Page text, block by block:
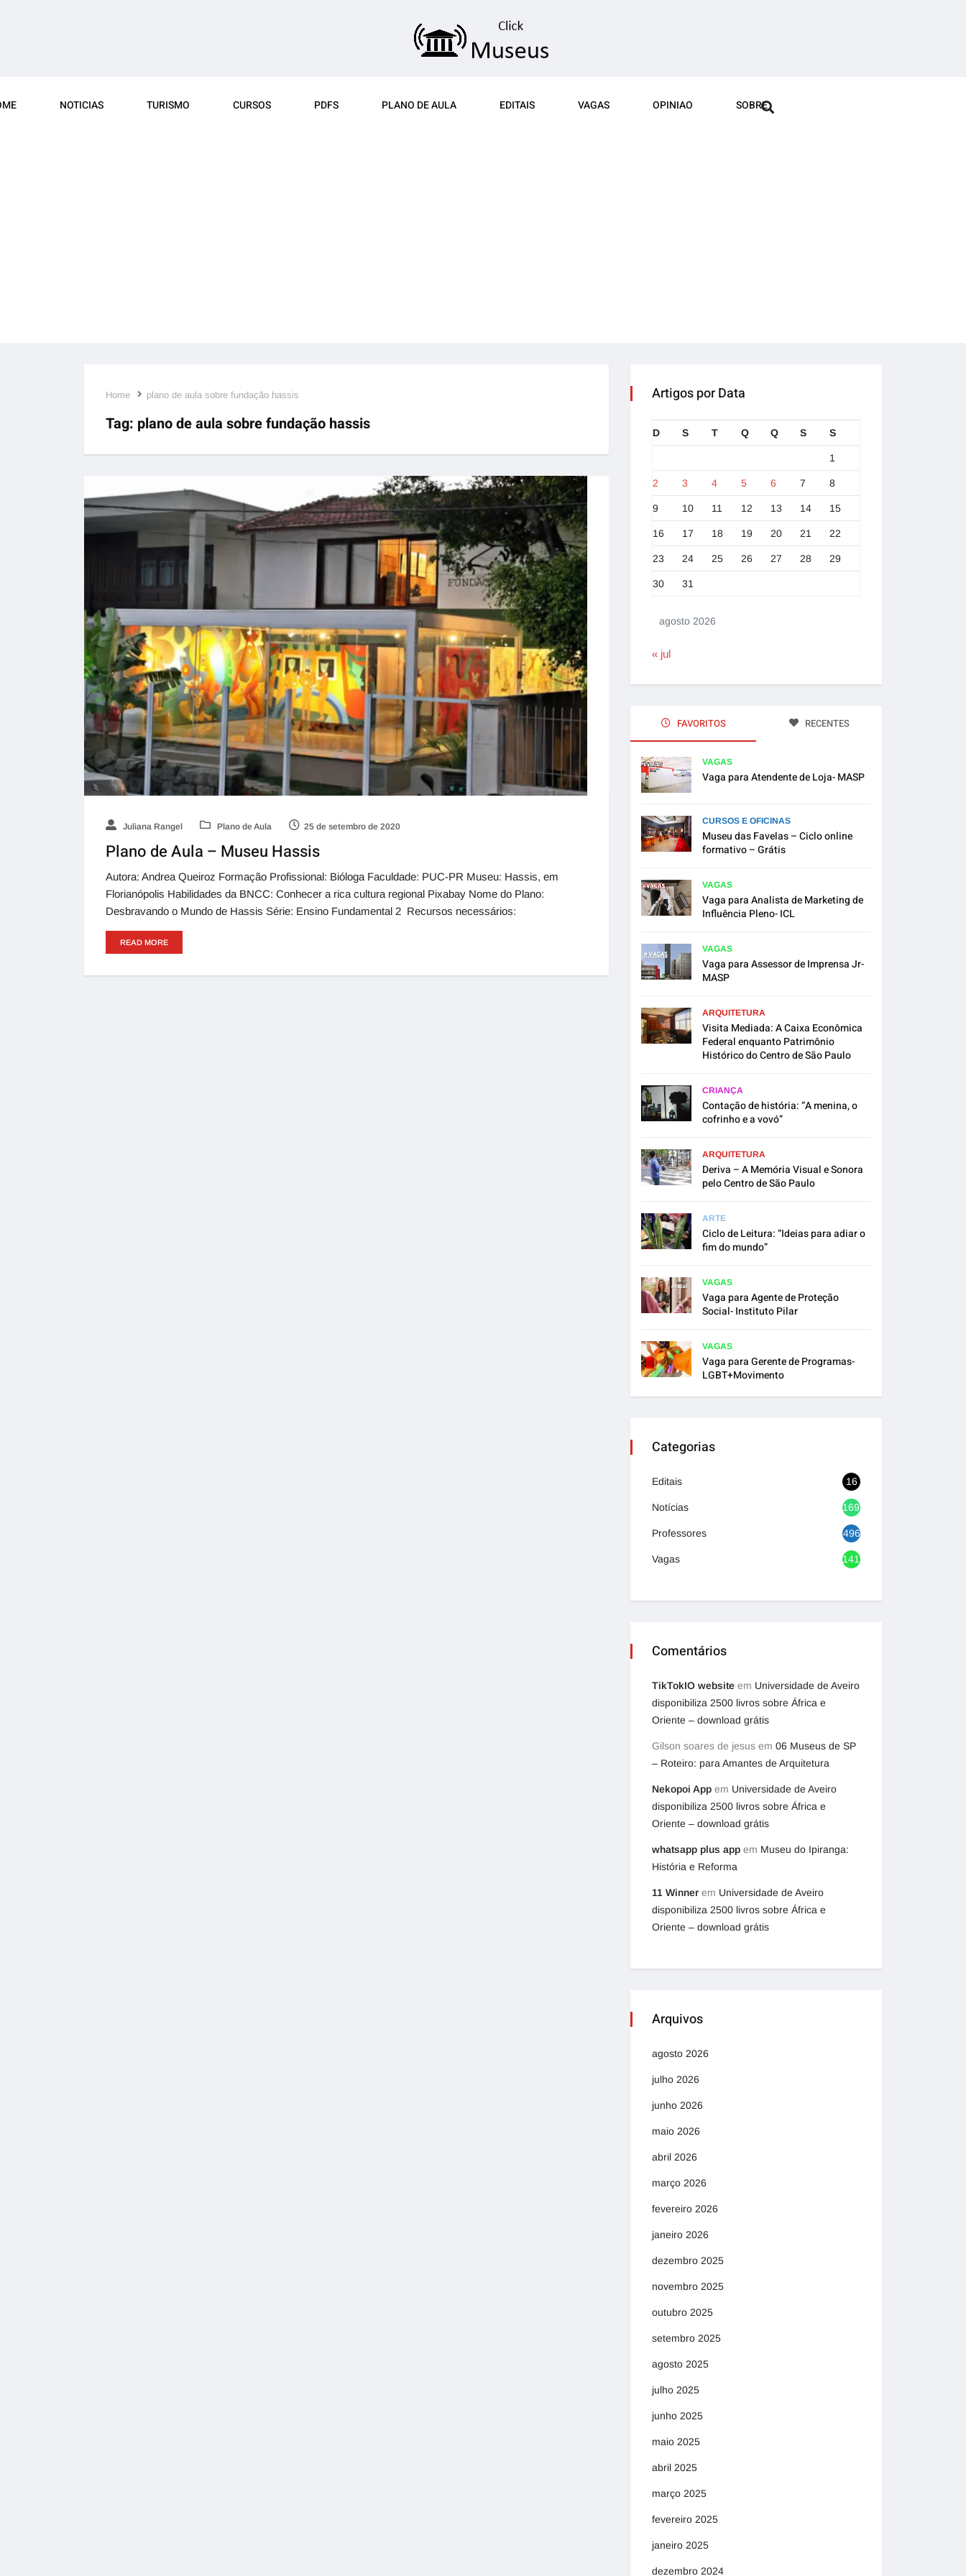
NOTICIAS TURISMO CURSOS PDFS PLANO DE AULA EDITAIS VAGAS OPINIAO SOBRE
Home plano de aula sobre fundação hassis
Tag: plano de aula sobre fundação hassis
Juliana Rangel Plano de Aula 25 de setembro de 2020
Plano de Aula – Museu Hassis
Autora: Andrea Queiroz Formação Profissional: Bióloga Faculdade: PUC-PR Museu: Hassis, em
Florianópolis Habilidades da BNCC: Conhecer a rica cultura regional Pixabay Nome do Plano:
Desbravando o Mundo de Hassis Série: Ensino Fundamental 2 Recursos necessários:
READ MORE
Artigos por Data
agosto 2026
D S T Q Q S S
1
2 3 4 5 6 7 8
9 10 11 12 13 14 15
16 17 18 19 20 21 22
23 24 25 26 27 28 29
30 31
« jul
FAVORITOS RECENTES
VAGAS
Vaga para Atendente de Loja- MASP
CURSOS E OFICINAS
Museu das Favelas – Ciclo online
formativo – Grátis
VAGAS
Vaga para Analista de Marketing de
Influência Pleno- ICL
VAGAS
Vaga para Assessor de Imprensa Jr-
MASP
ARQUITETURA
Visita Mediada: A Caixa Econômica
Federal enquanto Patrimônio
Histórico do Centro de São Paulo
CRIANÇA
Contação de história: “A menina, o
cofrinho e a vovó”
ARQUITETURA
Deriva – A Memória Visual e Sonora
pelo Centro de São Paulo
ARTE
Ciclo de Leitura: “Ideias para adiar o
fim do mundo”
VAGAS
Vaga para Agente de Proteção
Social- Instituto Pilar
VAGAS
Vaga para Gerente de Programas-
LGBT+Movimento
Categorias
Editais 16
Notícias 1692
Professores 496
Vagas 1417
Comentários
TikTokIO website em Universidade de Aveiro
disponibiliza 2500 livros sobre África e
Oriente – download grátis
Gilson soares de jesus em 06 Museus de SP
– Roteiro: para Amantes de Arquitetura
Nekopoi App em Universidade de Aveiro
disponibiliza 2500 livros sobre África e
Oriente – download grátis
whatsapp plus app em Museu do Ipiranga:
História e Reforma
11 Winner em Universidade de Aveiro
disponibiliza 2500 livros sobre África e
Oriente – download grátis
Arquivos
agosto 2026
julho 2026
junho 2026
maio 2026
abril 2026
março 2026
fevereiro 2026
janeiro 2026
dezembro 2025
novembro 2025
outubro 2025
setembro 2025
agosto 2025
julho 2025
junho 2025
maio 2025
abril 2025
março 2025
fevereiro 2025
janeiro 2025
dezembro 2024